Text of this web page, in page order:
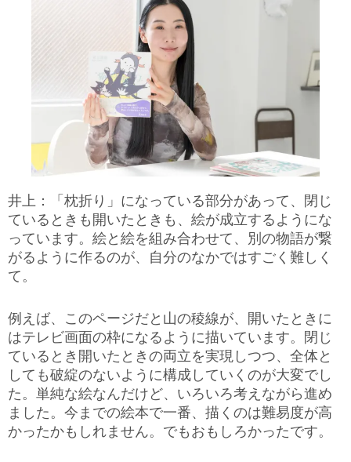
井上：「枕折り」になっている部分があって、閉じ
ているときも開いたときも、絵が成立するようにな
っています。絵と絵を組み合わせて、別の物語が繋
がるように作るのが、自分のなかではすごく難しく
て。
例えば、このページだと山の稜線が、開いたときに
はテレビ画面の枠になるように描いています。閉じ
ているとき開いたときの両立を実現しつつ、全体と
しても破綻のないように構成していくのが大変でし
た。単純な絵なんだけど、いろいろ考えながら進め
ました。今までの絵本で一番、描くのは難易度が高
かったかもしれません。でもおもしろかったです。